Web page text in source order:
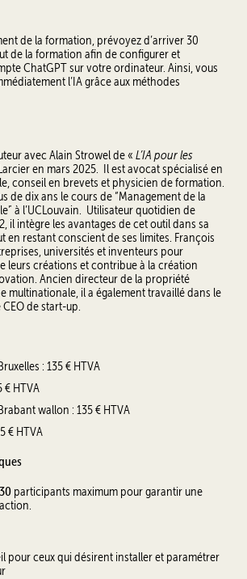
de la formation, prévoyez d’arriver 30
de la formation afin de configurer et
ChatGPT sur votre ordinateur. Ainsi, vous
l’IA grâce aux méthodes
avec Alain Strowel de « L’IA pour les
en mars 2025. Il est avocat spécialisé en
conseil en brevets et physicien de formation.
de dix ans le cours de “Management de la
à l’UCLouvain. Utilisateur quotidien de
il intègre les avantages de cet outil dans sa
en restant conscient de ses limites. François
universités et inventeurs pour
leurs créations et contribue à la création
Ancien directeur de la propriété
multinationale, il a également travaillé dans le
de start-up.
: 135 € HTVA
€ HTVA
wallon : 135 € HTVA
€ HTVA
participants maximum pour garantir une
pour ceux qui désirent installer et paramétrer